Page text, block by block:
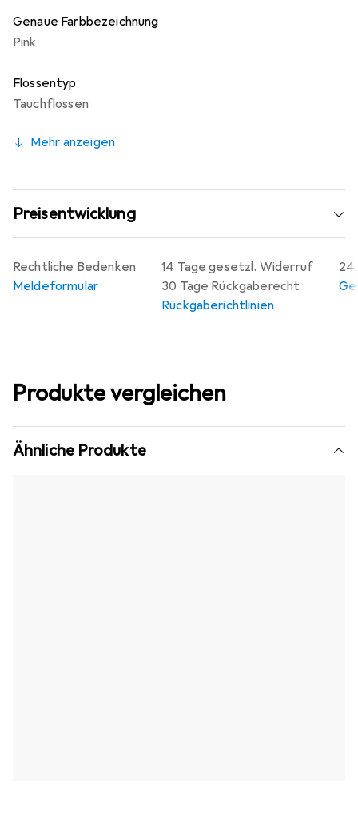
Genaue Farbbezeichnung
Pink
Flossentyp
Tauchflossen
Mehr anzeigen
Preisentwicklung
14 Tage gesetzl. Widerruf
30 Tage Rückgaberecht
Rückgaberichtlinien
24
Rechtliche Bedenken
Meldeformular
Produkte vergleichen
Ähnliche Produkte